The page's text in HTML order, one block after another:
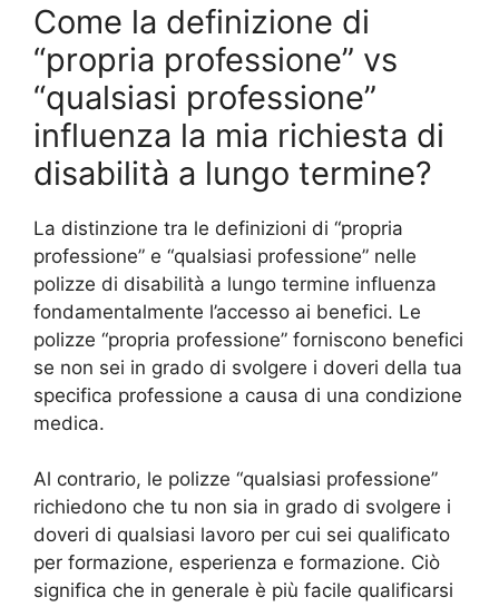
Come la definizione di
“propria professione” vs
“qualsiasi professione”
influenza la mia richiesta di
disabilità a lungo termine?
La distinzione tra le definizioni di “propria
professione” e “qualsiasi professione” nelle
polizze di disabilità a lungo termine influenza
fondamentalmente l’accesso ai benefici. Le
polizze “propria professione” forniscono benefici
se non sei in grado di svolgere i doveri della tua
specifica professione a causa di una condizione
medica.
Al contrario, le polizze “qualsiasi professione”
richiedono che tu non sia in grado di svolgere i
doveri di qualsiasi lavoro per cui sei qualificato
per formazione, esperienza e formazione. Ciò
significa che in generale è più facile qualificarsi